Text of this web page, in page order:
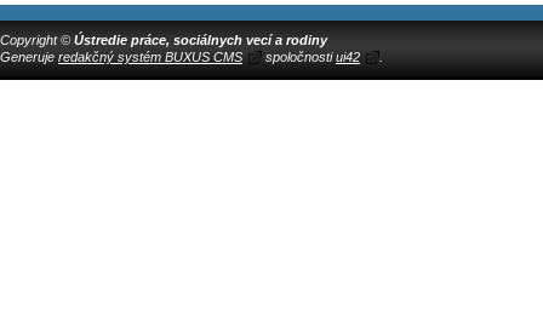
Copyright © Ústredie práce, sociálnych vecí a rodiny
Generuje redakčný systém BUXUS CMS spoločnostiui42